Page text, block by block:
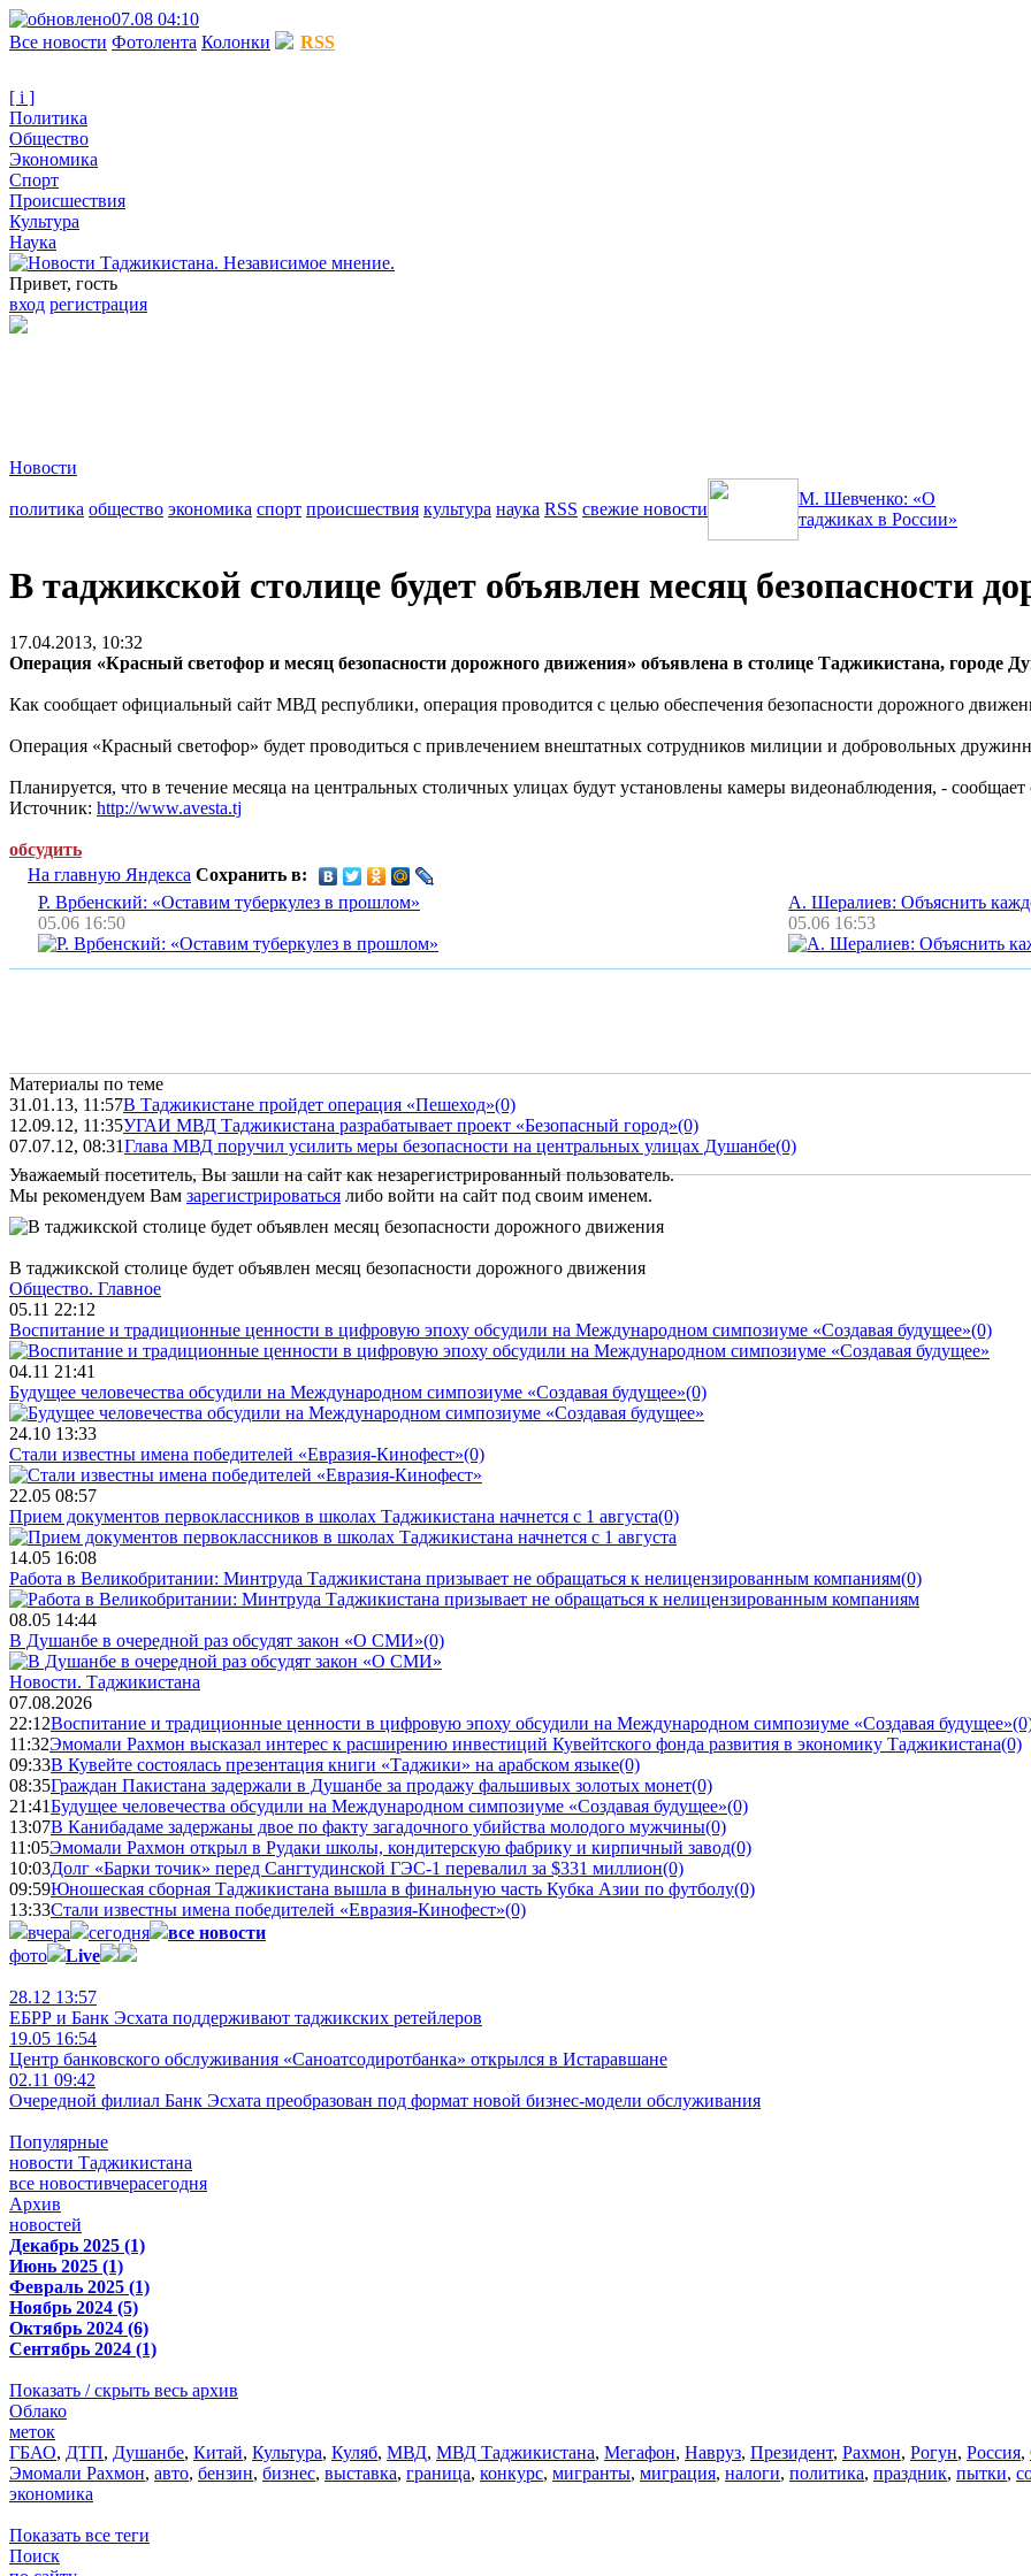
07.08 04:10
Все новости Фотолента Колонки RSS
[ i ]
Политика
Общество
Экономика
Спорт
Происшествия
Культура
Наука
Привет, гость
вход регистрация
Новости
политика общество экономика спорт происшествия культура наука RSS свежие новости
М. Шевченко: «О
таджиках в России»
В таджикской столице будет объявлен месяц безопасности
17.04.2013, 10:32
Операция «Красный светофор и месяц безопасности дорожного движения» объявлена в столице Таджикистана, городе
Как сообщает официальный сайт МВД республики, операция проводится с целью обеспечения безопасности дорожного
Операция «Красный светофор» будет проводиться с привлечением внештатных сотрудников милиции и добровольных
Планируется, что в течение месяца на центральных столичных улицах будут установлены камеры видеонаблюдения, - сообщает
Источник: http://www.avesta.tj
обсудить
На главную Яндекса Сохранить в:
Р. Врбенский: «Оставим туберкулез в прошлом»
05.06 16:50
А. Шералиев: Объяснить
05.06 16:53
Материалы по теме
31.01.13, 11:57В Таджикистане пройдет операция «Пешеход»(0)
12.09.12, 11:35УГАИ МВД Таджикистана разрабатывает проект «Безопасный город»(0)
07.07.12, 08:31Глава МВД поручил усилить меры безопасности на центральных улицах Душанбе(0)
Уважаемый посетитель, Вы зашли на сайт как незарегистрированный пользователь.
Мы рекомендуем Вам зарегистрироваться либо войти на сайт под своим именем.
В таджикской столице будет объявлен месяц безопасности дорожного движения
Общество. Главное
05.11 22:12
Воспитание и традиционные ценности в цифровую эпоху обсудили на Международном симпозиуме «Создавая будущее»(0)
04.11 21:41
Будущее человечества обсудили на Международном симпозиуме «Создавая будущее»(0)
24.10 13:33
Стали известны имена победителей «Евразия-Кинофест»(0)
22.05 08:57
Прием документов первоклассников в школах Таджикистана начнется с 1 августа(0)
14.05 16:08
Работа в Великобритании: Минтруда Таджикистана призывает не обращаться к нелицензированным компаниям(0)
08.05 14:44
В Душанбе в очередной раз обсудят закон «О СМИ»(0)
Новости. Таджикистана
07.08.2026
22:12Воспитание и традиционные ценности в цифровую эпоху обсудили на Международном симпозиуме «Создавая будущее»
11:32Эмомали Рахмон высказал интерес к расширению инвестиций Кувейтского фонда развития в экономику Таджикистана(0)
09:33В Кувейте состоялась презентация книги «Таджики» на арабском языке(0)
08:35Граждан Пакистана задержали в Душанбе за продажу фальшивых золотых монет(0)
21:41Будущее человечества обсудили на Международном симпозиуме «Создавая будущее»(0)
13:07В Канибадаме задержаны двое по факту загадочного убийства молодого мужчины(0)
11:05Эмомали Рахмон открыл в Рудаки школы, кондитерскую фабрику и кирпичный завод(0)
10:03Долг «Барки точик» перед Сангтудинской ГЭС-1 перевалил за $331 миллион(0)
09:59Юношеская сборная Таджикистана вышла в финальную часть Кубка Азии по футболу(0)
13:33Стали известны имена победителей «Евразия-Кинофест»(0)
вчера
сегодня
все новости
фото
Live
28.12 13:57
ЕБРР и Банк Эсхата поддерживают таджикских ретейлеров
19.05 16:54
Центр банковского обслуживания «Саноатсодиротбанка» открылся в Истаравшане
02.11 09:42
Очередной филиал Банк Эсхата преобразован под формат новой бизнес-модели обслуживания
Популярные
новости Таджикистана
все новостивчерасегодня
Архив
новостей
Декабрь 2025 (1)
Июнь 2025 (1)
Февраль 2025 (1)
Ноябрь 2024 (5)
Октябрь 2024 (6)
Сентябрь 2024 (1)
Показать / скрыть весь архив
Облако
меток
ГБАО, ДТП, Душанбе, Китай, Культура, Куляб, МВД, МВД Таджикистана, Мегафон, Навруз, Президент, Рахмон, Рогун, Россия,
Эмомали Рахмон, авто, бензин, бизнес, выставка, граница, конкурс, мигранты, миграция, налоги, политика, праздник, пытки,
экономика
Показать все теги
Поиск